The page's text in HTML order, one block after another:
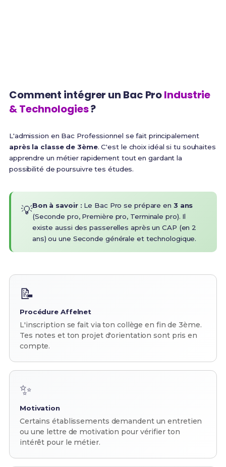
Comment intégrer un Bac ProIndustrie
& Technologies?
L'admission en Bac Professionnel se fait principalement
après la classe de 3ème. C'est le choix idéal si tu souhaites
apprendre un métier rapidement tout en gardant la
possibilité de poursuivre tes études.
💡Bon à savoir : Le Bac Pro se prépare en 3 ans
(Seconde pro, Première pro, Terminale pro). Il
existe aussi des passerelles après un CAP (en 2
ans) ou une Seconde générale et technologique.
📝
Procédure Affelnet
L'inscription se fait via ton collège en fin de 3ème.
Tes notes et ton projet d'orientation sont pris en
compte.
✨
Motivation
Certains établissements demandent un entretien
ou une lettre de motivation pour vérifier ton
intérêt pour le métier.